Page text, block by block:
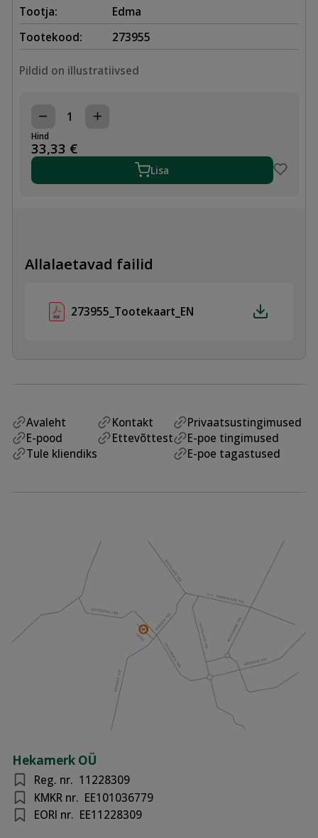
Tootja:
Edma
Tootekood:
273955
Pildid on illustratiivsed
PUUR
TEEMANT
RELAKALE
IMINAPAGA
4-
Hind
33,33 €
Lisa
Allalaetavad failid
273955_Tootekaart_EN
Avaleht
E-pood
Tule kliendiks
Kontakt
Ettevõttest
Privaatsustingimused
E-poe tingimused
E-poe tagastused
Hekamerk OÜ
Reg. nr. 11228309
KMKR nr. EE101036779
EORI nr. EE11228309